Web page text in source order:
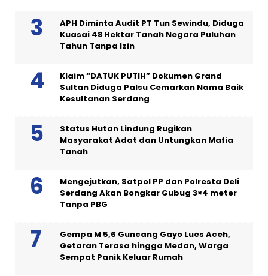
APH Diminta Audit PT Tun Sewindu, Diduga
Kuasai 48 Hektar Tanah Negara Puluhan
Tahun Tanpa Izin
Klaim “DATUK PUTIH” Dokumen Grand
Sultan Diduga Palsu Cemarkan Nama Baik
Kesultanan Serdang
Status Hutan Lindung Rugikan
Masyarakat Adat dan Untungkan Mafia
Tanah
Mengejutkan, Satpol PP dan Polresta Deli
Serdang Akan Bongkar Gubug 3×4 meter
Tanpa PBG
Gempa M 5,6 Guncang Gayo Lues Aceh,
Getaran Terasa hingga Medan, Warga
Sempat Panik Keluar Rumah